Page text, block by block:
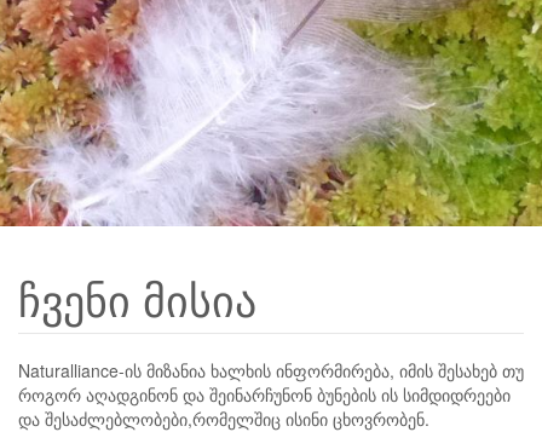
ჩვენი მისია
Naturalliance-ის მიზანია ხალხის ინფორმირება, იმის შესახებ თუ
როგორ აღადგინონ და შეინარჩუნონ ბუნების ის სიმდიდრეები
და შესაძლებლობები,რომელშიც ისინი ცხოვრობენ.